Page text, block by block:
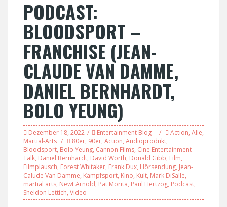
PODCAST:
BLOODSPORT –
FRANCHISE (JEAN-
CLAUDE VAN DAMME,
DANIEL BERNHARDT,
BOLO YEUNG)
Dezember 18, 2022 Entertainment Blog Action, Alle,
Martial-Arts
80er, 90er, Action, Audioprodukt,
Bloodsport, Bolo Yeung, Cannon Films, Cine Entertainment
Talk, Daniel Bernhardt, David Worth, Donald Gibb, Film,
Filmplausch, Forest Whitaker, Frank Dux, Hörsendung, Jean-
Calude Van Damme, Kampfsport, Kino, Kult, Mark DiSalle,
martial arts, Newt Arnold, Pat Morita, Paul Hertzog, Podcast,
Sheldon Lettich, Video